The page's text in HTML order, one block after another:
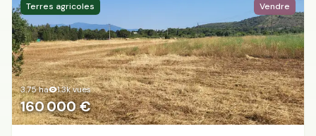
Terres agricoles Vendre
3.75ha 1.3kvues
160 000 €